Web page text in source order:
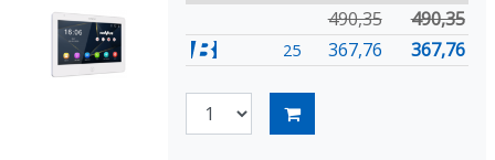
490,35 490,35
25 367,76 367,76